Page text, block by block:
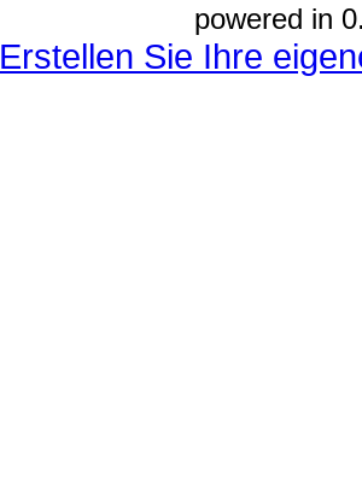
powered in
Erstellen Sie Ihre